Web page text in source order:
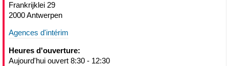
Frankrijklei 29
2000 Antwerpen
Agences d'intérim
Heures d'ouverture:
Aujourd'hui ouvert 8:30 - 12:30